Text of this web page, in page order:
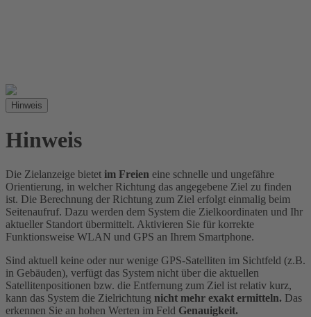
Hinweis
Hinweis
Die Zielanzeige bietet im Freien eine schnelle und ungefähre
Orientierung, in welcher Richtung das angegebene Ziel zu finden
ist. Die Berechnung der Richtung zum Ziel erfolgt einmalig beim
Seitenaufruf. Dazu werden dem System die Zielkoordinaten und Ihr
aktueller Standort übermittelt. Aktivieren Sie für korrekte
Funktionsweise WLAN und GPS an Ihrem Smartphone.
Sind aktuell keine oder nur wenige GPS-Satelliten im Sichtfeld (z.B.
in Gebäuden), verfügt das System nicht über die aktuellen
Satellitenpositionen bzw. die Entfernung zum Ziel ist relativ kurz,
kann das System die Zielrichtung nicht mehr exakt ermitteln. Das
erkennen Sie an hohen Werten im Feld Genauigkeit.